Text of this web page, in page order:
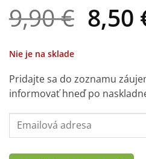
9,90€
cena
9,90
8,50
Nie je na sklade
Pridajte sa do zoznamu
informovať hneď po
Enter
your